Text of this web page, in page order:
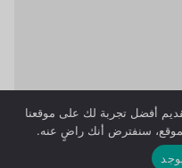
أفضل تجربة لك على موقعنا
سنفترض أنك راضٍ عنه.